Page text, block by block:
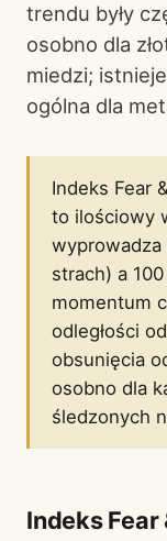
trendu były
osobno dla
miedzi;
ogólna dla
Indeks Fear
to ilościowy
strach) a
momentum
odległości
obsunięcia
osobno dla
śledzonych
Indeks Fear